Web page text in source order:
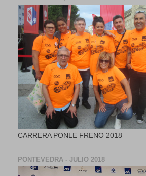
CARRERA PONLE FRENO 2018
PONTEVEDRA - JULIO 2018